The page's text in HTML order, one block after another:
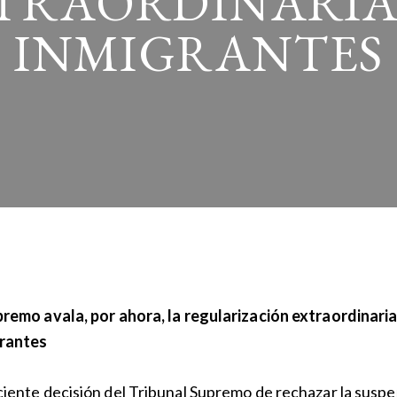
INMIGRANTES
avala, por ahora, la regularización
decisión del Tribunal Supremo de rechazar la